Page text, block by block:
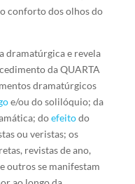
conforto dos olhos do
dramatúrgica e revela
da QUARTA
dramatúrgicos
e/ou do solilóquio; da
doefeitodo
ou veristas; os
revistas de ano,
outros se manifestam